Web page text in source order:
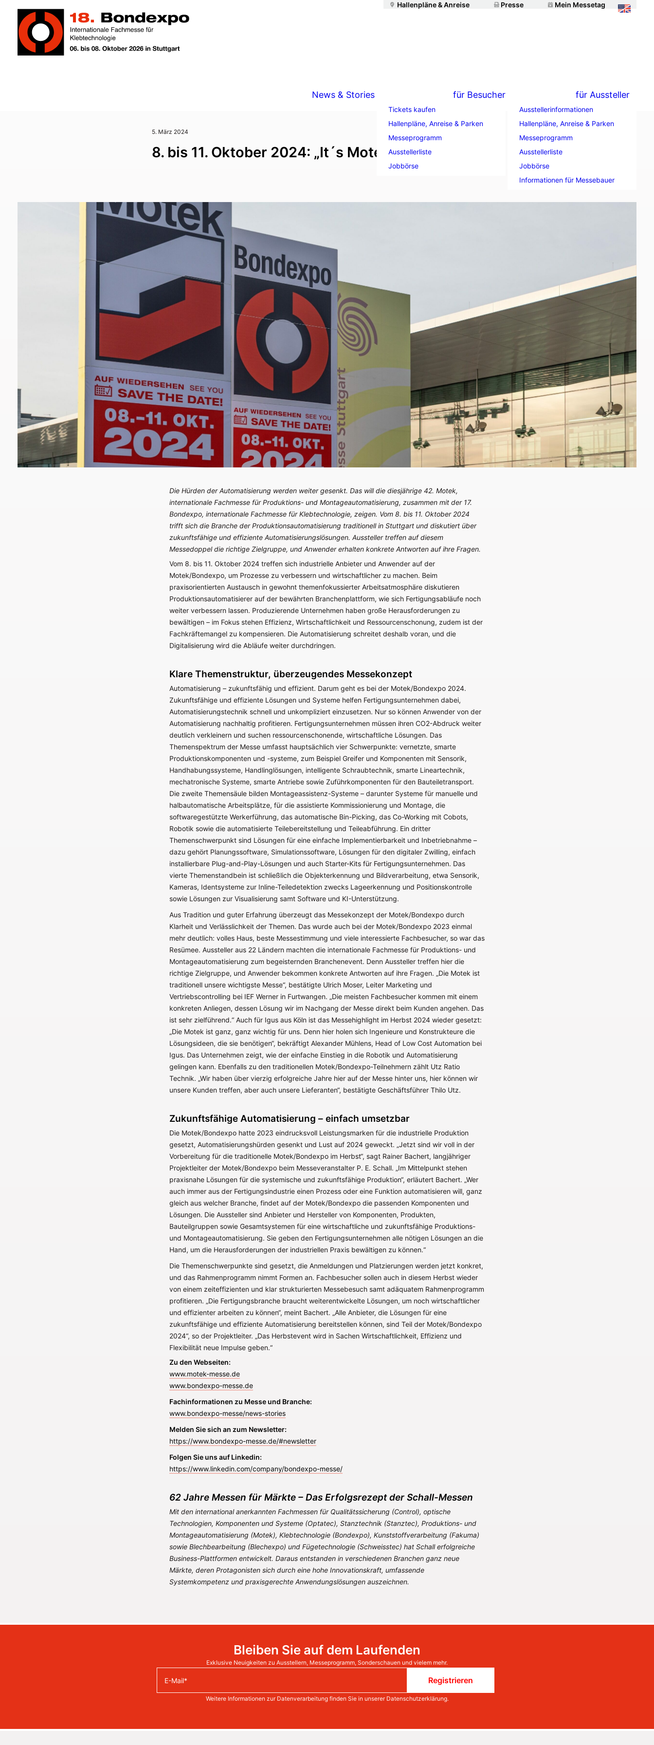
Hallenpläne & Anreise Presse Mein Messetag
News & Stories für Besucher
Tickets kaufen
Hallenpläne, Anreise & Parken
Messeprogramm
Ausstellerliste
Jobbörse
für Aussteller
Ausstellerinformationen
Hallenpläne, Anreise & Parken
Messeprogramm
Ausstellerliste
Jobbörse
Informationen für Messebauer
5. März 2024
8. bis 11. Oktober 2024: „It´s Motek-Time!“
Die Hürden der Automatisierung werden weiter gesenkt. Das will die diesjährige 42. Motek,
internationale Fachmesse für Produktions- und Montageautomatisierung, zusammen mit der 17.
Bondexpo, internationale Fachmesse für Klebtechnologie, zeigen. Vom 8. bis 11. Oktober 2024
trifft sich die Branche der Produktionsautomatisierung traditionell in Stuttgart und diskutiert über
zukunftsfähige und effiziente Automatisierungslösungen. Aussteller treffen auf diesem
Messedoppel die richtige Zielgruppe, und Anwender erhalten konkrete Antworten auf ihre Fragen.
Vom 8. bis 11. Oktober 2024 treffen sich industrielle Anbieter und Anwender auf der
Motek/Bondexpo, um Prozesse zu verbessern und wirtschaftlicher zu machen. Beim
praxisorientierten Austausch in gewohnt themenfokussierter Arbeitsatmosphäre diskutieren
Produktionsautomatisierer auf der bewährten Branchenplattform, wie sich Fertigungsabläufe noch
weiter verbessern lassen. Produzierende Unternehmen haben große Herausforderungen zu
bewältigen – im Fokus stehen Effizienz, Wirtschaftlichkeit und Ressourcenschonung, zudem ist der
Fachkräftemangel zu kompensieren. Die Automatisierung schreitet deshalb voran, und die
Digitalisierung wird die Abläufe weiter durchdringen.
Klare Themenstruktur, überzeugendes Messekonzept
Automatisierung – zukunftsfähig und effizient. Darum geht es bei der Motek/Bondexpo 2024.
Zukunftsfähige und effiziente Lösungen und Systeme helfen Fertigungsunternehmen dabei,
Automatisierungstechnik schnell und unkompliziert einzusetzen. Nur so können Anwender von der
Automatisierung nachhaltig profitieren. Fertigungsunternehmen müssen ihren CO2-Abdruck weiter
deutlich verkleinern und suchen ressourcenschonende, wirtschaftliche Lösungen. Das
Themenspektrum der Messe umfasst hauptsächlich vier Schwerpunkte: vernetzte, smarte
Produktionskomponenten und -systeme, zum Beispiel Greifer und Komponenten mit Sensorik,
Handhabungssysteme, Handlinglösungen, intelligente Schraubtechnik, smarte Lineartechnik,
mechatronische Systeme, smarte Antriebe sowie Zuführkomponenten für den Bauteiletransport.
Die zweite Themensäule bilden Montageassistenz-Systeme – darunter Systeme für manuelle und
halbautomatische Arbeitsplätze, für die assistierte Kommissionierung und Montage, die
softwaregestützte Werkerführung, das automatische Bin-Picking, das Co-Working mit Cobots,
Robotik sowie die automatisierte Teilebereitstellung und Teileabführung. Ein dritter
Themenschwerpunkt sind Lösungen für eine einfache Implementierbarkeit und Inbetriebnahme –
dazu gehört Planungssoftware, Simulationssoftware, Lösungen für den digitaler Zwilling, einfach
installierbare Plug-and-Play-Lösungen und auch Starter-Kits für Fertigungsunternehmen. Das
vierte Themenstandbein ist schließlich die Objekterkennung und Bildverarbeitung, etwa Sensorik,
Kameras, Identsysteme zur Inline-Teiledetektion zwecks Lageerkennung und Positionskontrolle
sowie Lösungen zur Visualisierung samt Software und KI-Unterstützung.
Aus Tradition und guter Erfahrung überzeugt das Messekonzept der Motek/Bondexpo durch
Klarheit und Verlässlichkeit der Themen. Das wurde auch bei der Motek/Bondexpo 2023 einmal
mehr deutlich: volles Haus, beste Messestimmung und viele interessierte Fachbesucher, so war das
Resümee. Aussteller aus 22 Ländern machten die internationale Fachmesse für Produktions- und
Montageautomatisierung zum begeisternden Branchenevent. Denn Aussteller treffen hier die
richtige Zielgruppe, und Anwender bekommen konkrete Antworten auf ihre Fragen. „Die Motek ist
traditionell unsere wichtigste Messe“, bestätigte Ulrich Moser, Leiter Marketing und
Vertriebscontrolling bei IEF Werner in Furtwangen. „Die meisten Fachbesucher kommen mit einem
konkreten Anliegen, dessen Lösung wir im Nachgang der Messe direkt beim Kunden angehen. Das
ist sehr zielführend.“ Auch für Igus aus Köln ist das Messehighlight im Herbst 2024 wieder gesetzt:
„Die Motek ist ganz, ganz wichtig für uns. Denn hier holen sich Ingenieure und Konstrukteure die
Lösungsideen, die sie benötigen“, bekräftigt Alexander Mühlens, Head of Low Cost Automation bei
Igus. Das Unternehmen zeigt, wie der einfache Einstieg in die Robotik und Automatisierung
gelingen kann. Ebenfalls zu den traditionellen Motek/Bondexpo-Teilnehmern zählt Utz Ratio
Technik. „Wir haben über vierzig erfolgreiche Jahre hier auf der Messe hinter uns, hier können wir
unsere Kunden treffen, aber auch unsere Lieferanten“, bestätigte Geschäftsführer Thilo Utz.
Zukunftsfähige Automatisierung – einfach umsetzbar
Die Motek/Bondexpo hatte 2023 eindrucksvoll Leistungsmarken für die industrielle Produktion
gesetzt, Automatisierungshürden gesenkt und Lust auf 2024 geweckt. „Jetzt sind wir voll in der
Vorbereitung für die traditionelle Motek/Bondexpo im Herbst“, sagt Rainer Bachert, langjähriger
Projektleiter der Motek/Bondexpo beim Messeveranstalter P. E. Schall. „Im Mittelpunkt stehen
praxisnahe Lösungen für die systemische und zukunftsfähige Produktion“, erläutert Bachert. „Wer
auch immer aus der Fertigungsindustrie einen Prozess oder eine Funktion automatisieren will, ganz
gleich aus welcher Branche, findet auf der Motek/Bondexpo die passenden Komponenten und
Lösungen. Die Aussteller sind Anbieter und Hersteller von Komponenten, Produkten,
Bauteilgruppen sowie Gesamtsystemen für eine wirtschaftliche und zukunftsfähige Produktions-
und Montageautomatisierung. Sie geben den Fertigungsunternehmen alle nötigen Lösungen an die
Hand, um die Herausforderungen der industriellen Praxis bewältigen zu können.“
Die Themenschwerpunkte sind gesetzt, die Anmeldungen und Platzierungen werden jetzt konkret,
und das Rahmenprogramm nimmt Formen an. Fachbesucher sollen auch in diesem Herbst wieder
von einem zeiteffizienten und klar strukturierten Messebesuch samt adäquatem Rahmenprogramm
profitieren. „Die Fertigungsbranche braucht weiterentwickelte Lösungen, um noch wirtschaftlicher
und effizienter arbeiten zu können“, meint Bachert. „Alle Anbieter, die Lösungen für eine
zukunftsfähige und effiziente Automatisierung bereitstellen können, sind Teil der Motek/Bondexpo
2024“, so der Projektleiter. „Das Herbstevent wird in Sachen Wirtschaftlichkeit, Effizienz und
Flexibilität neue Impulse geben.“
Zu den Webseiten:
www.motek-messe.de
www.bondexpo-messe.de
Fachinformationen zu Messe und Branche:
www.bondexpo-messe/news-stories
Melden Sie sich an zum Newsletter:
https://www.bondexpo-messe.de/#newsletter
Folgen Sie uns auf Linkedin:
https://www.linkedin.com/company/bondexpo-messe/
62 Jahre Messen für Märkte – Das Erfolgsrezept der Schall-Messen
Mit den international anerkannten Fachmessen für Qualitätssicherung (Control), optische
Technologien, Komponenten und Systeme (Optatec), Stanztechnik (Stanztec), Produktions- und
Montageautomatisierung (Motek), Klebtechnologie (Bondexpo), Kunststoffverarbeitung (Fakuma)
sowie Blechbearbeitung (Blechexpo) und Fügetechnologie (Schweisstec) hat Schall erfolgreiche
Business-Plattformen entwickelt. Daraus entstanden in verschiedenen Branchen ganz neue
Märkte, deren Protagonisten sich durch eine hohe Innovationskraft, umfassende
Systemkompetenz und praxisgerechte Anwendungslösungen auszeichnen.
Bleiben Sie auf dem Laufenden
Exklusive Neuigkeiten zu Ausstellern, Messeprogramm, Sonderschauen und vielem mehr.
Registrieren
Weitere Informationen zur Datenverarbeitung finden Sie in unserer Datenschutzerklärung.